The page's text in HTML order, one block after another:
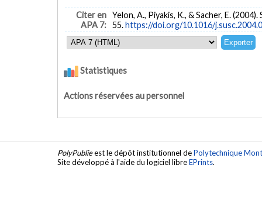
Citer en
APA 7:
Yelon, A., Piyakis, K., & Sacher, E.
55.https://doi.org/10.1016/
Statistiques
Actions réservées au personnel
PolyPublieest le dépôt institutionnel dePolytechnique
Site développé à l'aide du logiciel libreEPrints.